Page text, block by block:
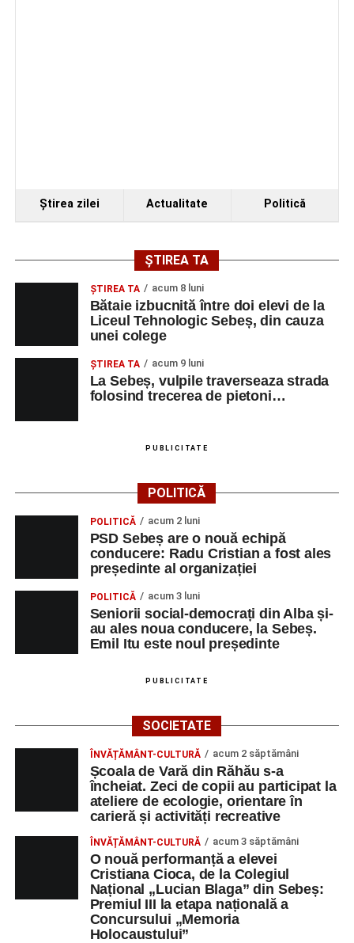
Ştirea zilei Actualitate Politică
ȘTIREA TA
ŞTIREA TA acum 8 luni
Bătaie izbucnită între doi elevi de la
Liceul Tehnologic Sebeș, din cauza
unei colege
ŞTIREA TA acum 9 luni
La Sebeș, vulpile traverseaza strada
folosind trecerea de pietoni…
PUBLICITATE
POLITICĂ
POLITICĂ acum 2 luni
PSD Sebeș are o nouă echipă
conducere: Radu Cristian a fost ales
președinte al organizației
POLITICĂ acum 3 luni
Seniorii social-democrați din Alba și-
au ales noua conducere, la Sebeș.
Emil Itu este noul președinte
PUBLICITATE
SOCIETATE
ÎNVĂȚĂMÂNT-CULTURĂ acum 2 săptămâni
Școala de Vară din Răhău s-a
încheiat. Zeci de copii au participat la
ateliere de ecologie, orientare în
carieră și activități recreative
ÎNVĂȚĂMÂNT-CULTURĂ acum 3 săptămâni
O nouă performanță a elevei
Cristiana Cioca, de la Colegiul
Național „Lucian Blaga” din Sebeș:
Premiul III la etapa națională a
Concursului „Memoria
Holocaustului”